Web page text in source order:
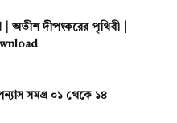
| অতীশ দীপংকরের পৃথিবী |
সমগ্র ০১ থেকে ১৪